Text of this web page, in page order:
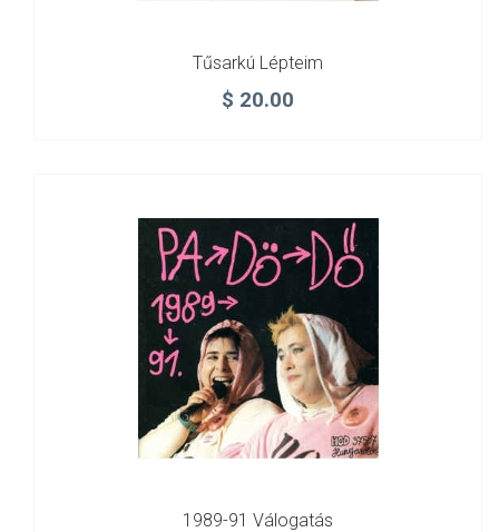
Tűsarkú Lépteim
$ 20.00
1989-91 Válogatás